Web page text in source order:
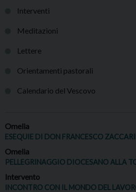
Interventi
Meditazioni
Lettere
Orientamenti pastorali
Calendario del Vescovo
Omelia
ESEQUIE DI DON FRANCESCO
Omelia
PELLEGRINAGGIO DIOCESANO ALLA
Intervento
INCONTRO CON IL MONDO DEL